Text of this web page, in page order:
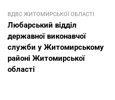
ВДВС ЖИТОМИРСЬКОЇ ОБЛАСТІ
Любарський відділ
державної виконавчої
служби у Житомирському
районі Житомирської
області